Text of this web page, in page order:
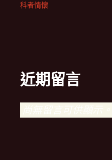
科者情懷
近期留言
尚無留言可供顯示。